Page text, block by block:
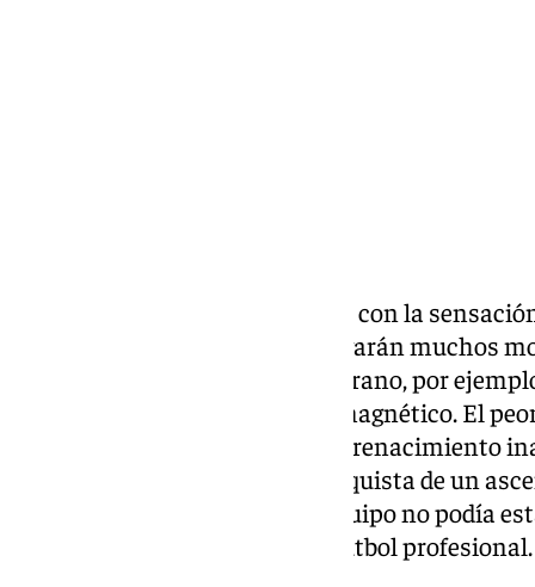
con la
año con tantas emociones. Llegarán muchos
máxima categoría tarde o temprano, por
23-24 ha sido único, intenso y magnético. El
los últimos 25 años provocó un renacimiento
aupando al equipo hacia la conquista de un
recuperación vital, porque el equipo no podía
Primera Federación, fuera del fútbol profesional.